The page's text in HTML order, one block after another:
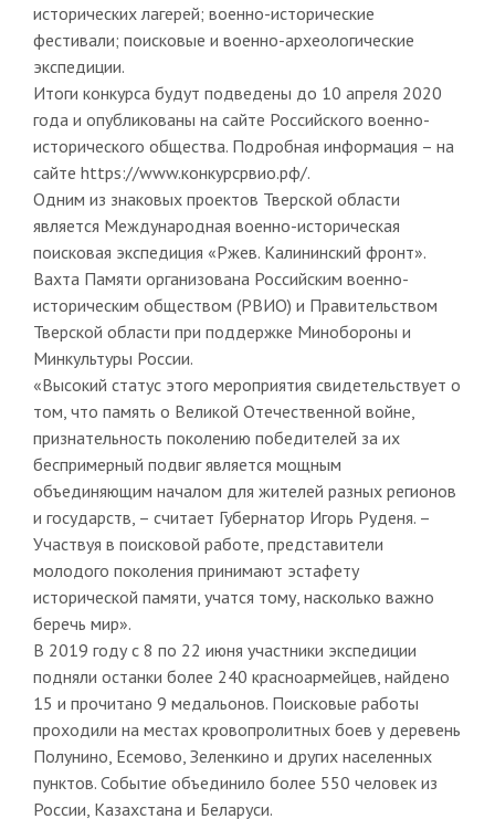
исторических лагерей; военно-исторические
фестивали; поисковые и военно-археологические
экспедиции.
Итоги конкурса будут подведены до 10 апреля 2020
года и опубликованы на сайте Российского военно-
исторического общества. Подробная информация – на
сайте https://www.конкурсрвио.рф/.
Одним из знаковых проектов Тверской области
является Международная военно-историческая
поисковая экспедиция «Ржев. Калининский фронт».
Вахта Памяти организована Российским военно-
историческим обществом (РВИО) и Правительством
Тверской области при поддержке Минобороны и
Минкультуры России.
«Высокий статус этого мероприятия свидетельствует о
том, что память о Великой Отечественной войне,
признательность поколению победителей за их
беспримерный подвиг является мощным
объединяющим началом для жителей разных регионов
и государств, – считает Губернатор Игорь Руденя. –
Участвуя в поисковой работе, представители
молодого поколения принимают эстафету
исторической памяти, учатся тому, насколько важно
беречь мир».
В 2019 году с 8 по 22 июня участники экспедиции
подняли останки более 240 красноармейцев, найдено
15 и прочитано 9 медальонов. Поисковые работы
проходили на местах кровопролитных боев у деревень
Полунино, Есемово, Зеленкино и других населенных
пунктов. Событие объединило более 550 человек из
России, Казахстана и Беларуси.